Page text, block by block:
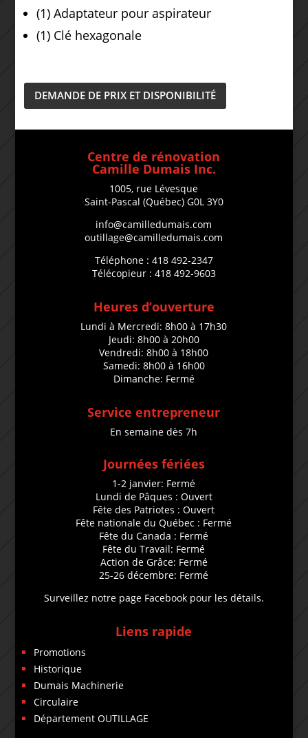
(1) Adaptateur pour aspirateur
(1) Clé hexagonale
DEMANDE DE PRIX ET DISPONIBILITÉ
Centre de rénovation
Camille Dumais Inc.
1005, rue Lévesque
Saint-Pascal (Québec) G0L 3Y0
info@camilledumais.com
outillage@camilledumais.com
Téléphone : 418 492-2347
Télécopieur : 418 492-9603
Heures d’ouverture
Lundi à Mercredi: 8h00 à 17h30
Jeudi: 8h00 à 20h00
Vendredi: 8h00 à 18h00
Samedi: 8h00 à 16h00
Dimanche: Fermé
Service entrepreneur
En semaine dès 7h
Journées fériées
1-2 janvier: Fermé
Lundi de Pâques : Ouvert
Fête des Patriotes : Ouvert
Fête nationale du Québec : Fermé
Fête du Canada : Fermé
Fête du Travail: Fermé
Action de Grâce: Fermé
25-26 décembre: Fermé
Surveillez notre page Facebook pour les détails.
Liens rapide
Promotions
Historique
Dumais Machinerie
Circulaire
Département OUTILLAGE